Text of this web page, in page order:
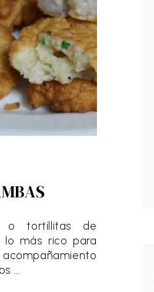
o tortillitas de
lo más rico para
...